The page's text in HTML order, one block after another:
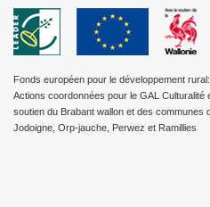
Fonds européen pour le développement
Actions coordonnées pour le GAL
soutien du Brabant wallon et des communes
Jodoigne, Orp-jauche, Perwez et Ramillies